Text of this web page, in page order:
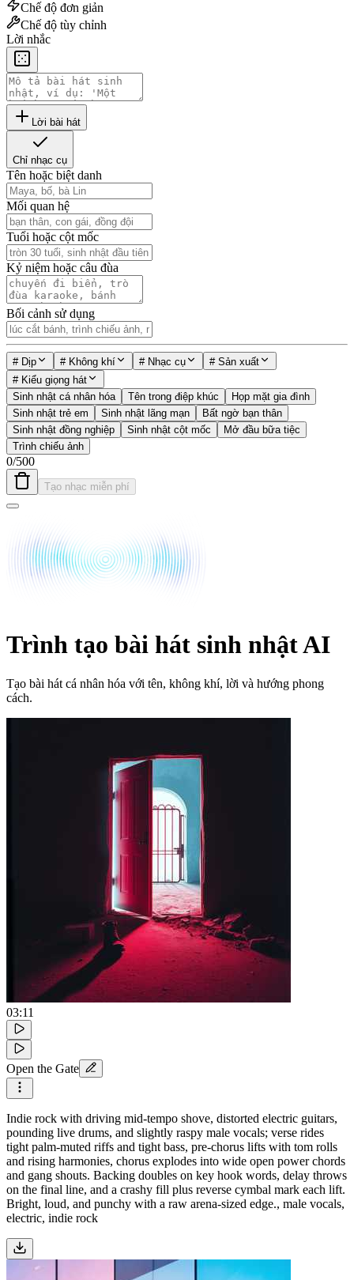
Chế độ đơn giản
Chế độ tùy chỉnh
Lời nhắc
Lời bài hát
Chỉ nhạc cụ
Tên hoặc biệt danh
Mối quan hệ
Tuổi hoặc cột mốc
Kỷ niệm hoặc câu đùa
Bối cảnh sử dụng
# Dịp # Không khí # Nhạc cụ # Sản xuất
# Kiểu giọng hát
Sinh nhật cá nhân hóa
Tên trong điệp khúc
Họp mặt gia đình
Sinh nhật trẻ em
Sinh nhật lãng mạn
Bất ngờ bạn thân
Sinh nhật đồng nghiệp
Sinh nhật cột mốc
Mở đầu bữa tiệc
Trình chiếu ảnh
0/500
Tạo nhạc miễn phí
Trình tạo bài hát sinh nhật AI
Tạo bài hát cá nhân hóa với tên, không khí, lời và hướng phong
cách.
03:11
Open the Gate
Indie rock with driving mid-tempo shove, distorted electric guitars,
pounding live drums, and slightly raspy male vocals; verse rides
tight palm-muted riffs and tight bass, pre-chorus lifts with tom rolls
and rising harmonies, chorus explodes into wide open power chords
and gang shouts. Backing doubles on key hook words, delay throws
on the final line, and a crashy fill plus reverse cymbal mark each lift.
Bright, loud, and punchy with a raw arena-sized edge., male vocals,
electric, indie rock